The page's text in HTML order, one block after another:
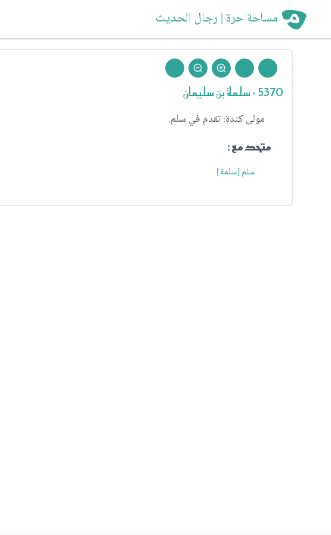
مساحة حرة | رجال الحديث
5370 - سلمة بن سليمان
مولى كندة: تقدم في سلم.
متحد مع :
سلم [سلمة]